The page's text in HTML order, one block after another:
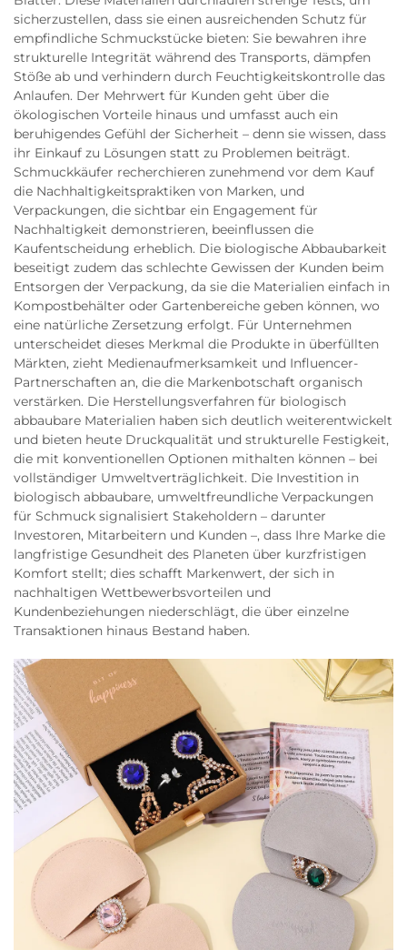
sicherzustellen, dass sie einen ausreichenden Schutz für
empfindliche Schmuckstücke bieten: Sie bewahren ihre
strukturelle Integrität während des Transports, dämpfen
Stöße ab und verhindern durch Feuchtigkeitskontrolle das
Anlaufen. Der Mehrwert für Kunden geht über die
ökologischen Vorteile hinaus und umfasst auch ein
beruhigendes Gefühl der Sicherheit – denn sie wissen, dass
ihr Einkauf zu Lösungen statt zu Problemen beiträgt.
Schmuckkäufer recherchieren zunehmend vor dem Kauf
die Nachhaltigkeitspraktiken von Marken, und
Verpackungen, die sichtbar ein Engagement für
Nachhaltigkeit demonstrieren, beeinflussen die
Kaufentscheidung erheblich. Die biologische Abbaubarkeit
beseitigt zudem das schlechte Gewissen der Kunden beim
Entsorgen der Verpackung, da sie die Materialien einfach in
Kompostbehälter oder Gartenbereiche geben können, wo
eine natürliche Zersetzung erfolgt. Für Unternehmen
unterscheidet dieses Merkmal die Produkte in überfüllten
Märkten, zieht Medienaufmerksamkeit und Influencer-
Partnerschaften an, die die Markenbotschaft organisch
verstärken. Die Herstellungsverfahren für biologisch
abbaubare Materialien haben sich deutlich weiterentwickelt
und bieten heute Druckqualität und strukturelle Festigkeit,
die mit konventionellen Optionen mithalten können – bei
vollständiger Umweltverträglichkeit. Die Investition in
biologisch abbaubare, umweltfreundliche Verpackungen
für Schmuck signalisiert Stakeholdern – darunter
Investoren, Mitarbeitern und Kunden –, dass Ihre Marke die
langfristige Gesundheit des Planeten über kurzfristigen
Komfort stellt; dies schafft Markenwert, der sich in
nachhaltigen Wettbewerbsvorteilen und
Kundenbeziehungen niederschlägt, die über einzelne
Transaktionen hinaus Bestand haben.